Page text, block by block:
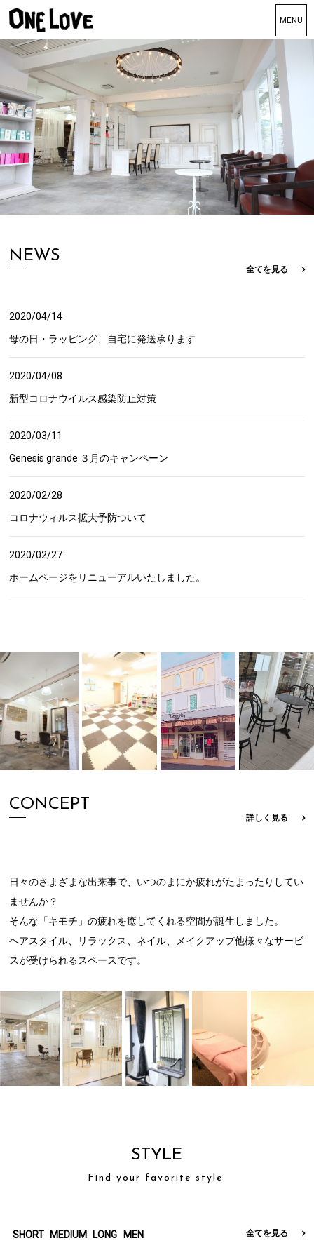
TOP
トップ
Genesis grande
ジェネシスグランデ
SuperSonic
スーパーソニック
DaIsy
デイジー
GALLERY
ブログ
NEWS
PRODUCTS
プロダクト
オーダー
RECRUIT
リクルート
カンパニー
ご予約はこちら
NEWS
全てを見る
2020/04/14
母の日・ラッピング、自宅に発送承ります
2020/04/08
新型コロナウイルス感染防止対策
2020/03/11
Genesis grande ３月のキャンペーン
2020/02/28
コロナウィルス拡大予防ついて
2020/02/27
ホームページをリニューアルいたしました。
CONCEPT
詳しく見る
日々のさまざまな出来事で、いつのまにか疲れがたまったりしてい
ませんか？
そんな「キモチ」の疲れを癒してくれる空間が誕生しました。
ヘアスタイル、リラックス、ネイル、メイクアップ他様々なサービ
スが受けられるスペースです。
STYLE
Find your favorite style.
SHORT MEDIUM LONG MEN 全てを見る